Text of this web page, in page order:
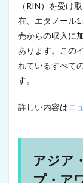
9
月
7
日
）
15
ロ
ー
ク
リ
ス
（RIN）を受け
在、エタノール
売からの収入に
あります。この
れているすべて
す。
詳しい内容はニ
アジア